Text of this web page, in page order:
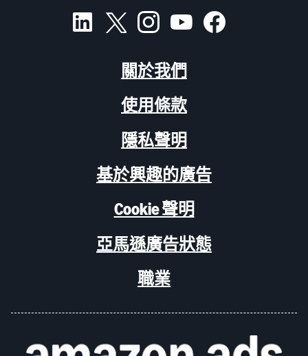
關於我們
使用條款
隱私聲明
基於興趣的廣告
Cookie 聲明
亞馬遜廣告狀態
職業